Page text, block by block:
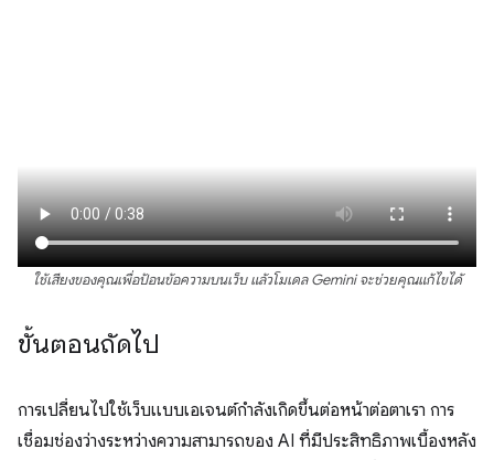
ใช้เสียงของคุณเพื่อป้อนข้อความบนเว็บ แล้วโมเดล Gemini จะช่วยคุณแก้ไขได้
ขั้นตอนถัดไป
การเปลี่ยนไปใช้เว็บแบบเอเจนต์กำลังเกิดขึ้นต่อหน้าต่อตาเรา การ
เชื่อมช่องว่างระหว่างความสามารถของ AI ที่มีประสิทธิภาพเบื้องหลัง